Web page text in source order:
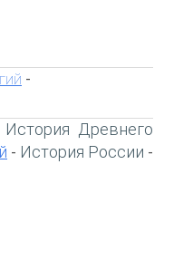
-
История Древнего
- История России -